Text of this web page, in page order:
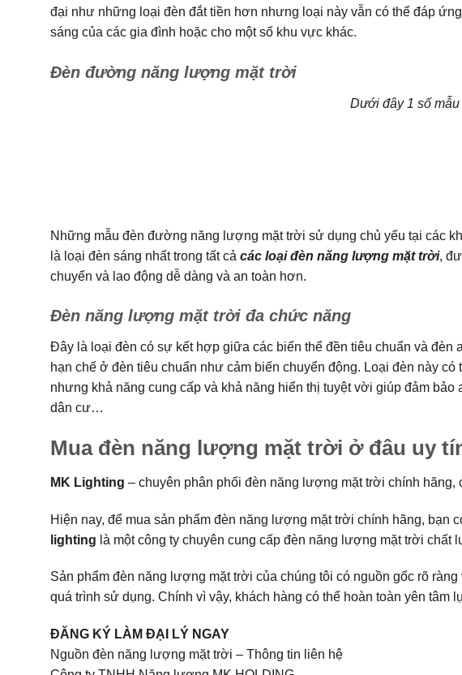
đại như những loại đèn đắt tiền hơn nhưng loại này vẫn có thể đáp
sáng của các gia đình hoặc cho một số khu vực khác.
Đèn đường năng lượng mặt trời
Dưới đây 1 số mẫu
Những mẫu đèn đường năng lượng mặt trời sử dụng chủ yếu tại các
là loại đèn sáng nhất trong tất cả các loại đèn năng lượng mặt trời,
chuyển và lao động dễ dàng và an toàn hơn.
Đèn năng lượng mặt trời đa chức năng
Đây là loại đèn có sự kết hợp giữa các biến thể đền tiêu chuẩn và đèn
hạn chế ở đèn tiêu chuẩn như cảm biến chuyển động. Loại đèn này
nhưng khả năng cung cấp và khả năng hiển thị tuyệt vời giúp đảm
dân cư…
Mua đèn năng lượng mặt trời ở đâu uy
MK Lighting – chuyên phân phối đèn năng lượng mặt trời chính hãng,
Hiện nay, để mua sản phẩm đèn năng lượng mặt trời chính hãng, bạn
lighting là một công ty chuyên cung cấp đèn năng lượng mặt trời chất
Sản phẩm đèn năng lượng mặt trời của chúng tôi có nguồn gốc rõ
quá trình sử dụng. Chính vì vậy, khách hàng có thể hoàn toàn yên tâm
ĐĂNG KÝ LÀM ĐẠI LÝ NGAY
Nguồn đèn năng lượng mặt trời – Thông tin liên hệ